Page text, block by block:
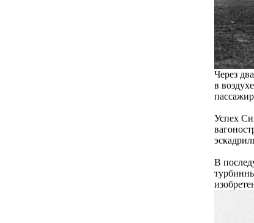
Через
в
Успех
В